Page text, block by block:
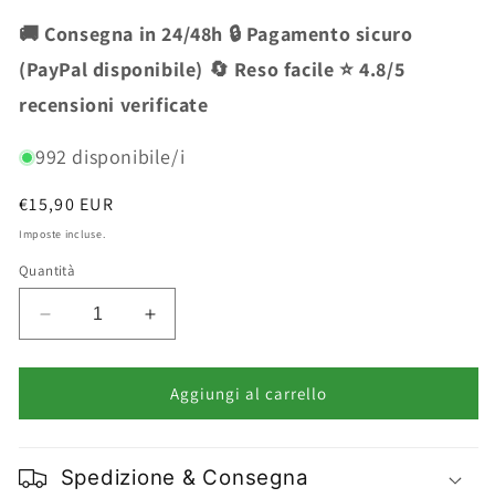
🚚 Consegna in 24/48h 🔒 Pagamento sicuro
(PayPal disponibile) 🔄 Reso facile ⭐ 4.8/5
recensioni verificate
992 disponibile/i
Prezzo
di
€15,90 EUR
Imposte incluse.
Quantità
Diminuisci
quantità
per
Pure
Antigiallo
Aumenta
quantità
per
Abstyle
Pure
Antigiallo
Aggiungi al carrello
Spedizione & Consegna